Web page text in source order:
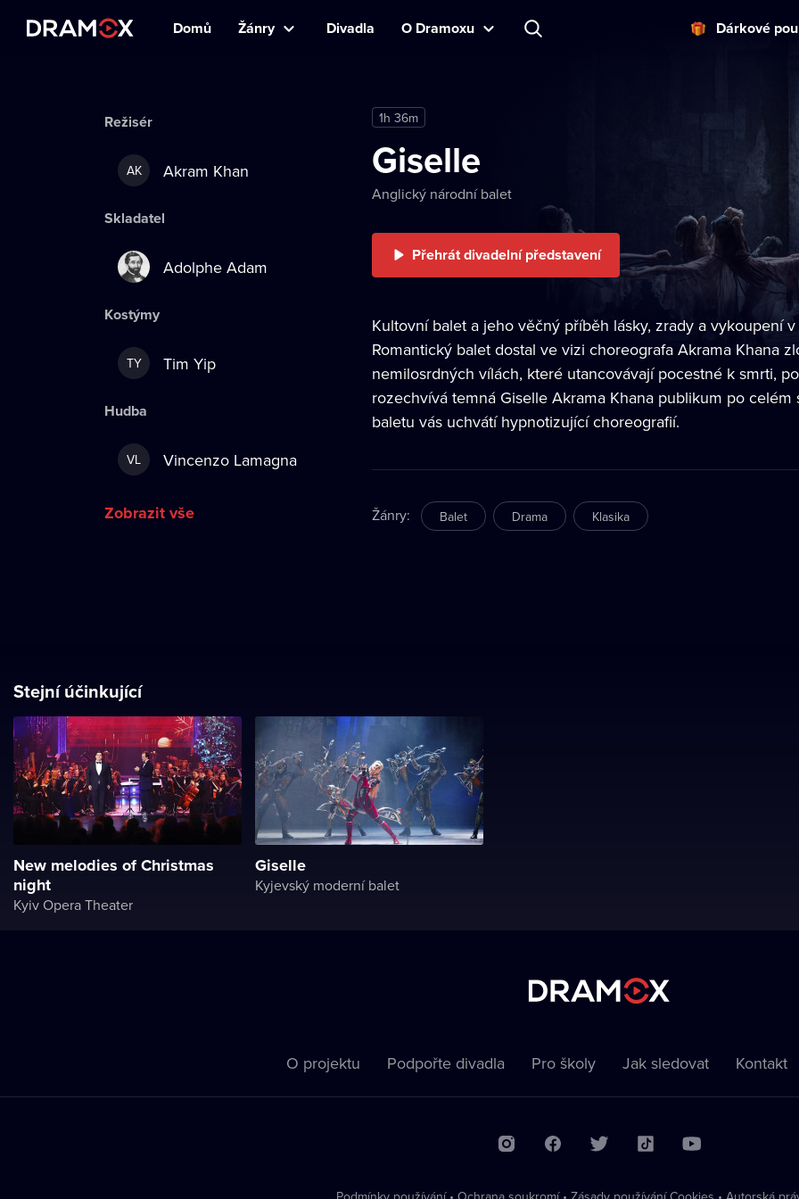
Domů Žánry Divadla O Dramoxu Dárkové
1h 36m
Giselle
Anglický národní balet
Přehrát divadelní představení
Kultovní balet a jeho věčný příběh lásky, zrady a vykoupení
Romantický balet dostal ve vizi choreografa Akrama Khana
nemilosrdných vílách, které utancovávají pocestné k smrti,
rozechvívá temná Giselle Akrama Khana publikum po
baletu vás uchvátí hypnotizující choreografií.
Žánry: Balet Drama Klasika
Režisér
AK Akram Khan
Skladatel
Adolphe Adam
Kostýmy
TY Tim Yip
Hudba
VL Vincenzo Lamagna
Zobrazit vše
Stejní účinkující
New melodies of Christmas
night
Kyiv Opera Theater
Giselle
Kyjevský moderní balet
O projektu Podpořte divadla Pro školy Jak sledovat Kontakt